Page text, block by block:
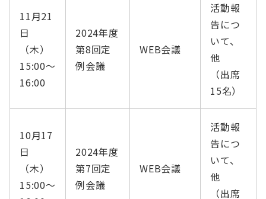
11月21
日
（木）
15:00〜
16:00
2024年度
第8回定
例会議
WEB会議
活動報
告につ
いて、
他
（出席
15名）
10月17
日
（木）
15:00〜
2024年度
第7回定
例会議
WEB会議
活動報
告につ
いて、
他
（出席